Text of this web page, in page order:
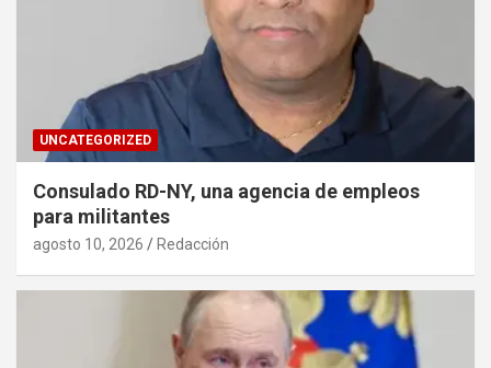
UNCATEGORIZED
Consulado RD-NY, una agencia de empleos
para militantes
agosto 10, 2026 Redacción